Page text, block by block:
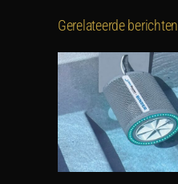
Gerelateerde berichten